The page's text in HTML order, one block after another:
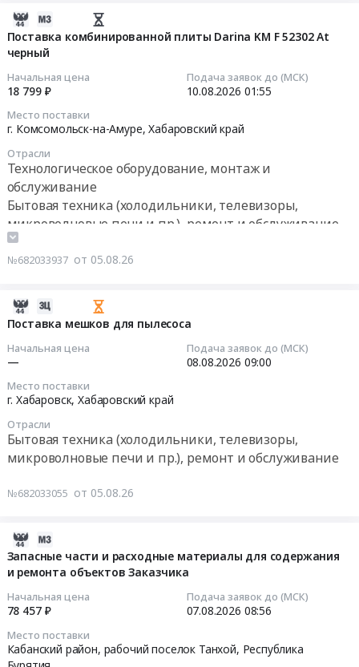
Поставка комбинированной плиты Darina KM F 52302 At
черный
Начальная цена
18 799 ₽
Подача заявок до (МСК)
10.08.2026 01:55
Место поставки
г. Комсомольск-на-Амуре,Хабаровский край
Отрасли
Технологическое оборудование, монтаж и
обслуживание
Бытовая техника (холодильники, телевизоры,
микроволновые печи и пр.), ремонт и обслуживание
№682033937 от 05.08.26
Поставка мешков для пылесоса
Начальная цена
—
Подача заявок до (МСК)
08.08.2026 09:00
Место поставки
г. Хабаровск,Хабаровский край
Отрасли
Бытовая техника (холодильники, телевизоры,
микроволновые печи и пр.), ремонт и обслуживание
№682033055 от 05.08.26
Запасные части и расходные материалы для содержания
и ремонта объектов Заказчика
Начальная цена
78 457 ₽
Подача заявок до (МСК)
07.08.2026 08:56
Место поставки
Кабанский район, рабочий поселок Танхой, Республика